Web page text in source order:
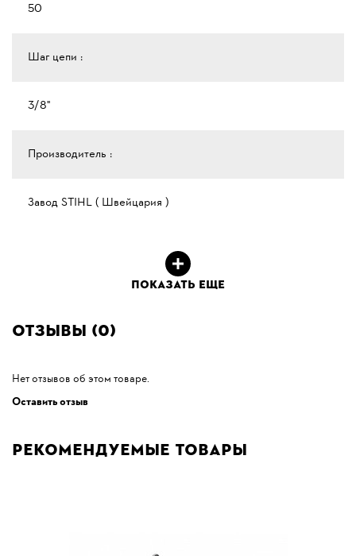
50
Шаг цепи :
3/8"
Производитель :
Завод STIHL ( Швейцария )
ПОКАЗАТЬ ЕЩЕ
Отзывы (0)
Нет отзывов об этом товаре.
Оставить отзыв
Рекомендуемые товары